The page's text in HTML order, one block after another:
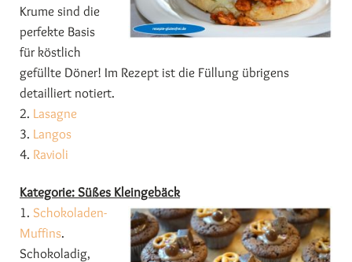
Krume sind die
perfekte Basis
für köstlich
gefüllte Döner! Im Rezept ist die Füllung übrigens
detailliert notiert.
2. Lasagne
3. Langos
4. Ravioli
Kategorie: Süßes Kleingebäck
1. Schokoladen-
Muffins.
Schokoladig,